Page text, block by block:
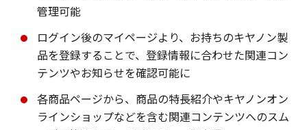
管理可能
ログイン後のマイページより、お持ちのキヤノン製
品を登録することで、登録情報に合わせた関連コン
テンツやお知らせを確認可能に
各商品ページから、商品の特長紹介やキヤノンオン
ラインショップなどを含む関連コンテンツへのスム